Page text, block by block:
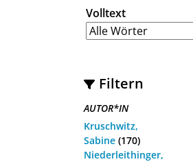
Volltext
Filtern
AUTOR*IN
Kruschwitz,
Sabine (170)
Niederleithinger,